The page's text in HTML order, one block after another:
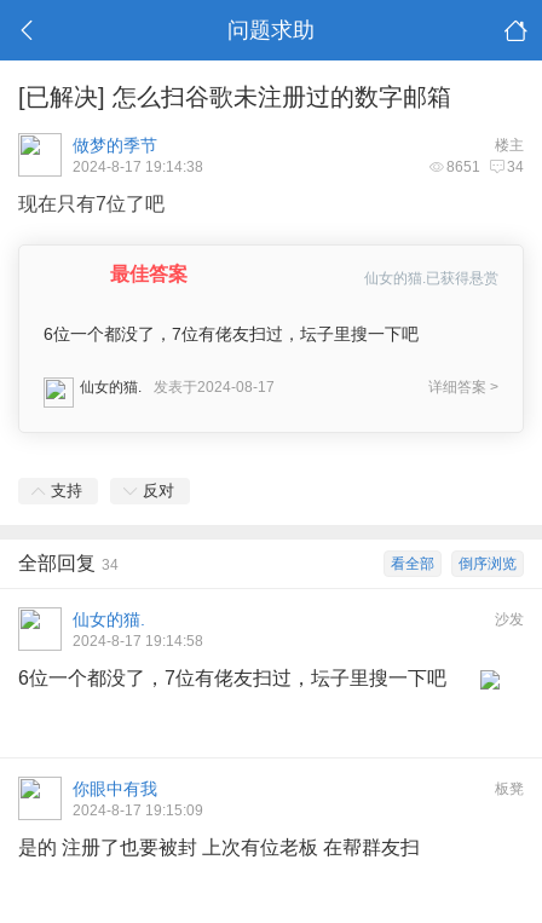
问题求助
[已解决] 怎么扫谷歌未注册过的数字邮箱
楼主
做梦的季节
8651 34
2024-8-17 19:14:38
现在只有7位了吧
仙女的猫.已获得悬赏
最佳答案
6位一个都没了，7位有佬友扫过，坛子里搜一下吧
仙女的猫. 发表于2024-08-17 详细答案 >
支持 反对
倒序浏览
看全部
全部回复 34
沙发
仙女的猫.
2024-8-17 19:14:58
6位一个都没了，7位有佬友扫过，坛子里搜一下吧
板凳
你眼中有我
2024-8-17 19:15:09
是的 注册了也要被封 上次有位老板 在帮群友扫